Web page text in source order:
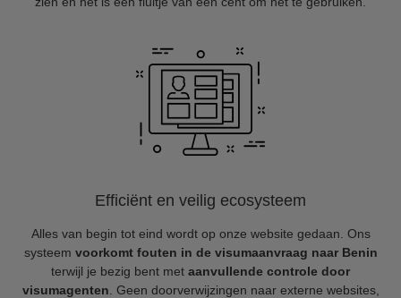
Efficiënt en veilig ecosysteem
Alles van begin tot eind wordt op onze website gedaan. Ons
systeem voorkomt fouten in de visumaanvraag naar Benin
terwijl je bezig bent met aanvullende controle door
visumagenten . Geen doorverwijzingen naar externe websites,